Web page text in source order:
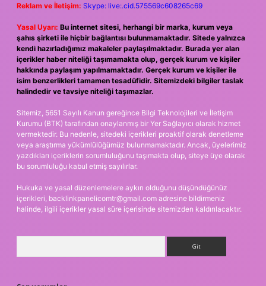
Reklam ve İletişim: Skype: live:.cid.575569c608265c69
Yasal Uyarı: Bu internet sitesi, herhangi bir marka, kurum veya
şahıs şirketi ile hiçbir bağlantısı bulunmamaktadır. Sitede yalnızca
kendi hazırladığımız makaleler paylaşılmaktadır. Burada yer alan
içerikler haber niteliği taşımamakta olup, gerçek kurum ve kişiler
hakkında paylaşım yapılmamaktadır. Gerçek kurum ve kişiler ile
isim benzerlikleri tamamen tesadüfidir. Sitemizdeki bilgiler taslak
halindedir ve tavsiye niteliği taşımazlar.
Sitemiz, 5651 Sayılı Kanun gereğince Bilgi Teknolojileri ve İletişim
Kurumu (BTK) tarafından onaylanmış bir Yer Sağlayıcı olarak hizmet
vermektedir. Bu nedenle, sitedeki içerikleri proaktif olarak denetleme
veya araştırma yükümlülüğümüz bulunmamaktadır. Ancak, üyelerimiz
yazdıkları içeriklerin sorumluluğunu taşımakta olup, siteye üye olarak
bu sorumluluğu kabul etmiş sayılırlar.
Hukuka ve yasal düzenlemelere aykırı olduğunu düşündüğünüz
içerikleri, backlinkpanelicomtr@gmail.com adresine bildirmeniz
halinde, ilgili içerikler yasal süre içerisinde sitemizden kaldırılacaktır.